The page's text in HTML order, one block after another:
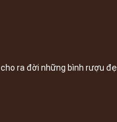
ra đời những bình rượu